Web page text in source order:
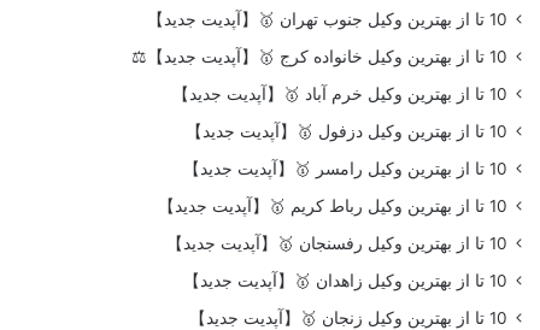
10 تا از بهترین وکیل جنوب تهران 🥇【آپدیت جدید】
10 تا از بهترین وکیل خانواده کرج 🥇【آپدیت جدید】⚖️
10 تا از بهترین وکیل خرم آباد 🥇【آپدیت جدید】
10 تا از بهترین وکیل دزفول 🥇【آپدیت جدید】
10 تا از بهترین وکیل رامسر 🥇【آپدیت جدید】
10 تا از بهترین وکیل رباط کریم 🥇【آپدیت جدید】
10 تا از بهترین وکیل رفسنجان 🥇【آپدیت جدید】
10 تا از بهترین وکیل زاهدان 🥇【آپدیت جدید】
10 تا از بهترین وکیل زنجان 🥇【آپدیت جدید】